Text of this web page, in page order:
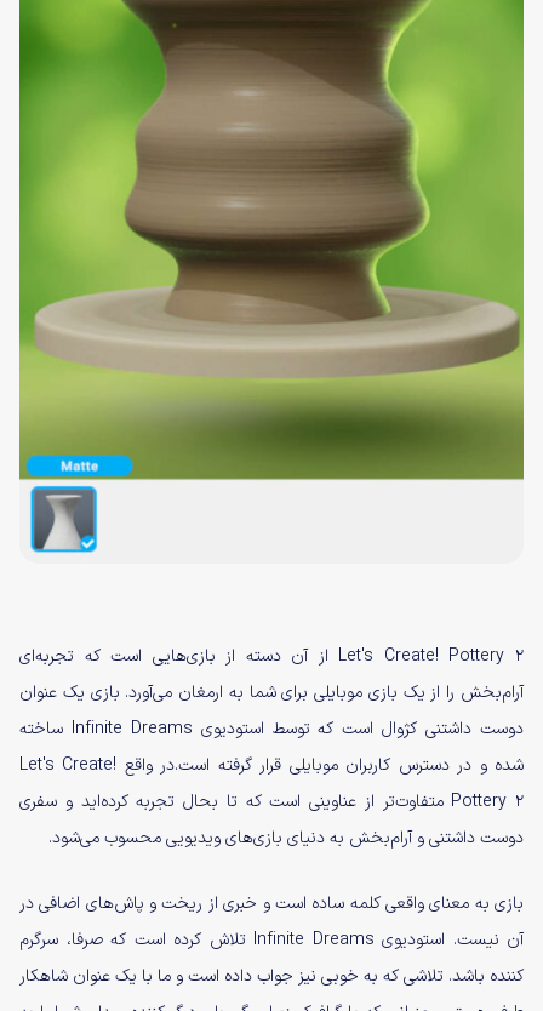
Let's Create! Pottery 2 از آن دسته از بازی‌هایی است که تجربه‌ای
آرام‌بخش را از یک بازی موبایلی برای شما به ارمغان می‌آورد. بازی یک عنوان
دوست داشتنی کژوال است که توسط استودیوی Infinite Dreams ساخته
شده و در دسترس کاربران موبایلی قرار گرفته است.در واقع Let's Create!
Pottery 2 متفاوت‌تر از عناوینی است که تا بحال تجربه کرده‌اید و سفری
دوست داشتنی و آرام‌بخش به دنیای بازی‌های ویدیویی محسوب می‌شود.
بازی به معنای واقعی کلمه ساده است و خبری از ریخت و پاش‌های اضافی در
آن نیست. استودیوی Infinite Dreams تلاش کرده است که صرفا، سرگرم
کننده باشد. تلاشی که به خوبی نیز جواب داده است و ما با یک عنوان شاهکار